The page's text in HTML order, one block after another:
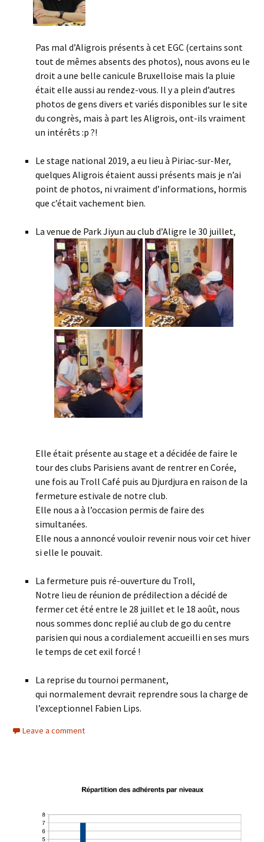
Pas mal d’Aligrois présents à cet EGC (certains sont
tout de mêmes absents des photos), nous avons eu le
droit a une belle canicule Bruxelloise mais la pluie
était elle aussi au rendez-vous. Il y a plein d’autres
photos de gens divers et variés disponibles sur le site
du congrès, mais à part les Aligrois, ont-ils vraiment
un intérêts :p ?!
Le stage national 2019, a eu lieu à Piriac-sur-Mer,
quelques Aligrois étaient aussi présents mais je n’ai
point de photos, ni vraiment d’informations, hormis
que c’était vachement bien.
La venue de Park Jiyun au club d’Aligre le 30 juillet,
Elle était présente au stage et a décidée de faire le
tour des clubs Parisiens avant de rentrer en Corée,
une fois au Troll Café puis au Djurdjura en raison de la
fermeture estivale de notre club.
Elle nous a à l’occasion permis de faire des
simultanées.
Elle nous a annoncé vouloir revenir nous voir cet hiver
si elle le pouvait.
La fermeture puis ré-ouverture du Troll,
Notre lieu de réunion de prédilection a décidé de
fermer cet été entre le 28 juillet et le 18 août, nous
nous sommes donc replié au club de go du centre
parisien qui nous a cordialement accueilli en ses murs
le temps de cet exil forcé !
La reprise du tournoi permanent,
qui normalement devrait reprendre sous la charge de
l’exceptionnel Fabien Lips.
Leave a comment